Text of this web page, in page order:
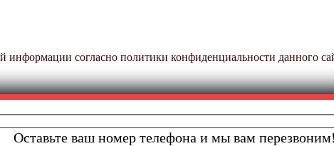
информации согласно политики конфиденциальности данного
Оставьте ваш номер телефона и мы вам